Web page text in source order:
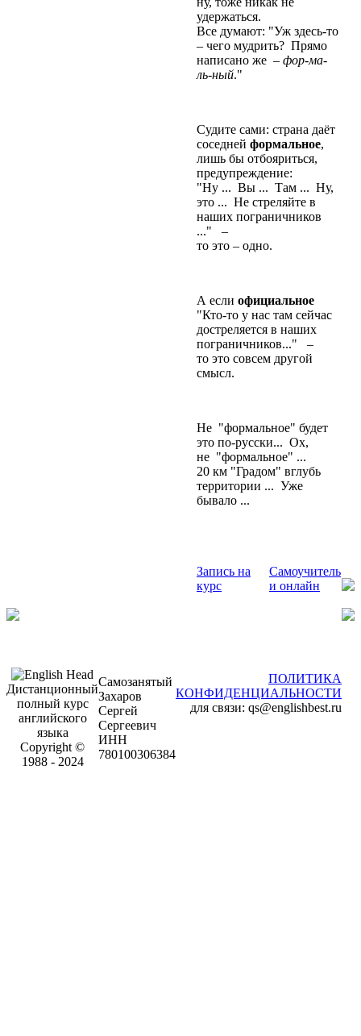
удержаться.
Все думают: "Уж здесь-то
– чего мудрить? Прямо
написано же – фор-ма-
ль-ный."
Судите сами: страна даёт
соседней формальное,
лишь бы отбояриться,
предупреждение:
"Ну ... Вы ... Там ... Ну,
это ... Не стреляйте в
наших пограничников
..." –
то это – одно.
А если официальное
"Кто-то у нас там сейчас
достреляется в наших
пограничников..." –
то это совсем другой
смысл.
Не "формальное" будет
это по-русски... Ох,
не "формальное" ...
20 км "Градом" вглубь
территории ... Уже
бывало ...
Запись на
курс
Самоучитель
и онлайн
Дистанционный
полный курс
английского
языка
Copyright ©
1988 - 2024
Самозанятый
Захаров
Сергей
Сергеевич
ИНН
780100306384
ПОЛИТИКА
КОНФИДЕНЦИАЛЬНОСТИ
для связи: qs@englishbest.ru